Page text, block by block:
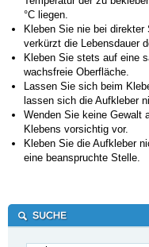
°C liegen.
Kleben Sie nie bei
verkürzt die Lebensdauer
Kleben Sie stets auf eine
wachsfreie Oberfläche.
Lassen Sie sich beim
lassen sich die Aufkleber
Wenden Sie keine Gewalt
Klebens vorsichtig vor.
Kleben Sie die Aufkleber
eine beanspruchte Stelle.